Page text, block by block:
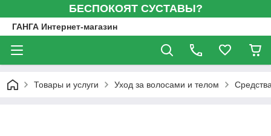
БЕСПОКОЯТ СУСТАВЫ?
ГАНГА Интернет-магазин
Товары и услуги Уход за волосами и телом